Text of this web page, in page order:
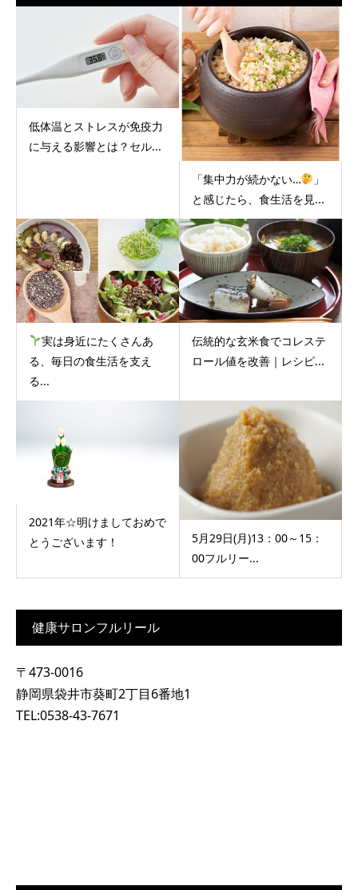
低体温とストレスが免疫力
に与える影響とは？セル...
「集中力が続かない…
」
と感じたら、食生活を見...
実は身近にたくさんあ
る、毎日の食生活を支え
る...
伝統的な玄米食でコレステ
ロール値を改善｜レシピ...
2021年☆明けましておめで
とうございます！
5月29日(月)13：00～15：
00フルリー...
健康サロンフルリール
〒473-0016
静岡県袋井市葵町2丁目6番地1
TEL:0538-43-7671